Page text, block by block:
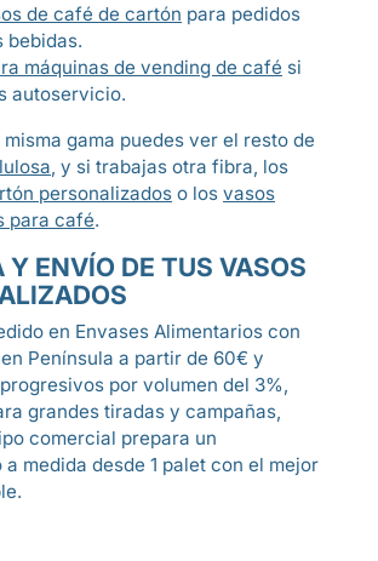
de café de cartón para pedidos
bebidas.
máquinas de vending de café si
autoservicio.
gama puedes ver el resto de
, y si trabajas otra fibra, los
personalizados o los vasos
para café.
Y ENVÍO DE TUS VASOS
en Envases Alimentarios con
Península a partir de 60€ y
por volumen del 3%,
grandes tiradas y campañas,
comercial prepara un
a medida desde 1 palet con el mejor